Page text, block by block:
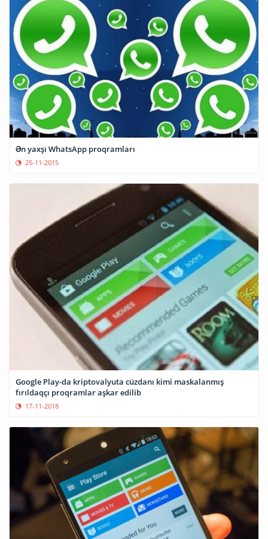
Ən yaxşı WhatsApp proqramları
25-11-2015
Google Play-da kriptovalyuta cüzdanı kimi maskalanmış
fırıldaqçı proqramlar aşkar edilib
17-11-2018